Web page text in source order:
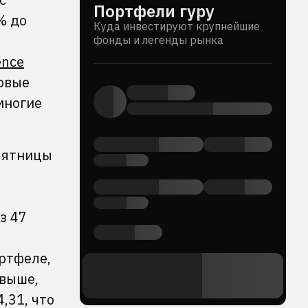
до
47
что
Портфели гуру
Куда инвестируют крупнейшие
фонды и легенды рынка